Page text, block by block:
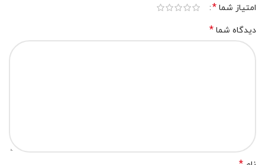
امتیاز شما *
دیدگاه شما *